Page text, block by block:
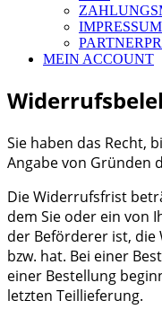
IMPRESSUM
MEIN ACCOUNT
Sie haben das Recht,
Angabe von Gründen
Die Widerrufsfrist
dem Sie oder ein von
der Beförderer ist, die
bzw. hat. Bei einer
einer Bestellung
letzten Teillieferung.